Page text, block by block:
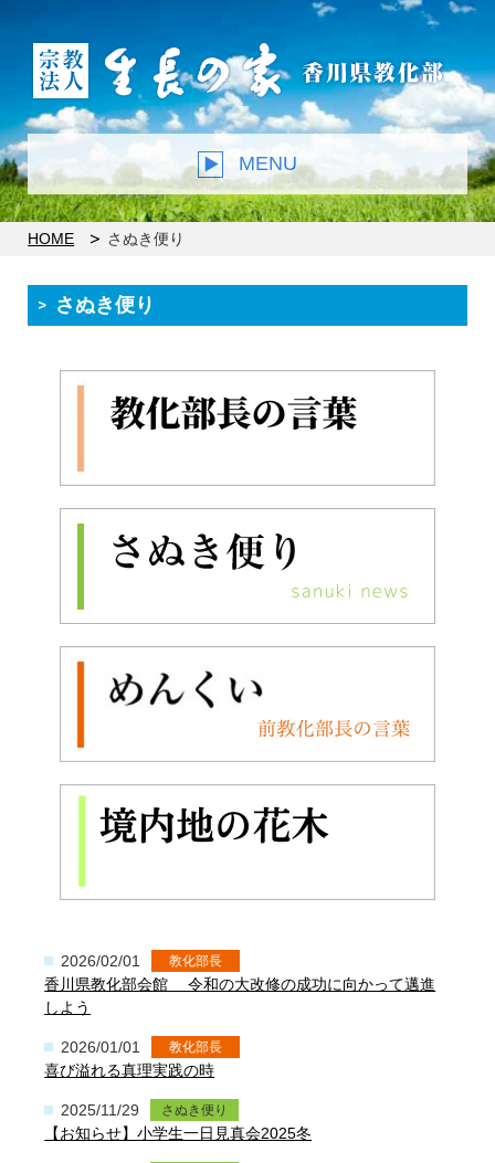
MENU
HOME さぬき便り
さぬき便り
2026/02/01 教化部長
香川県教化部会館 令和の大改修の成功に向かって邁進
しよう
2026/01/01 教化部長
喜び溢れる真理実践の時
2025/11/29 さぬき便り
【お知らせ】小学生一日見真会2025冬